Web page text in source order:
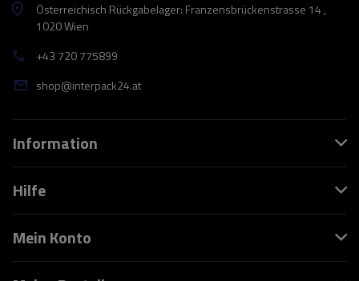
Österreichisch Rückgabelager: Franzensbrückenstrasse 14 ,
1020 Wien
+43 720 775899
shop@interpack24.at
Information
Hilfe
Mein Konto